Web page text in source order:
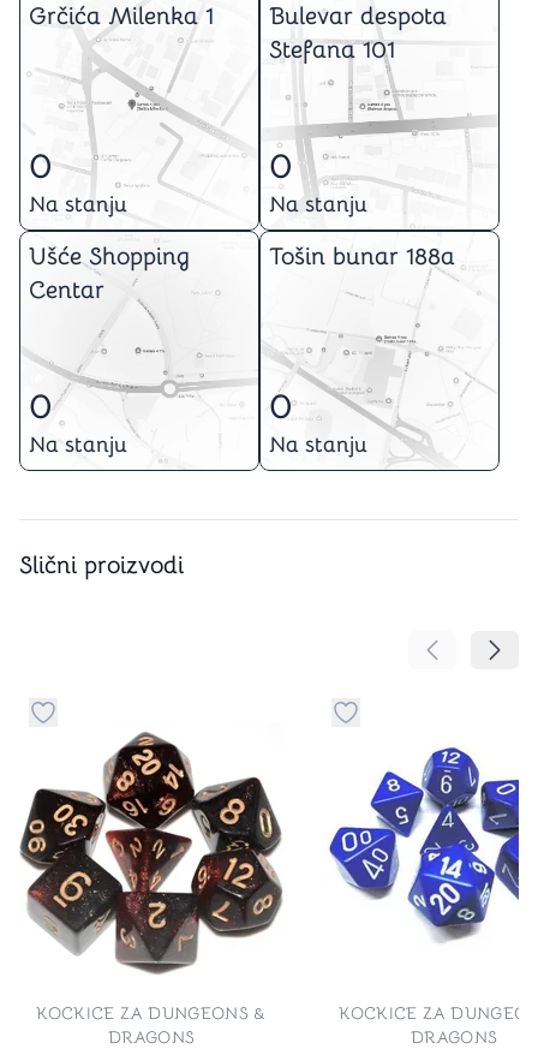
Grčića Milenka 1
0
Na stanju
Bulevar despota
Stefana 101
0
Na stanju
Ušće Shopping
Centar
0
Na stanju
Tošin bunar 188a
0
Na stanju
Slični proizvodi
Pomeranje
Dugme za dodavanje stvari u kategoriju omiljeno
KOCKICE ZA DUNGEONS &
DRAGONS
Dugme za dodavanje
KOCKICE ZA
DRAGONS